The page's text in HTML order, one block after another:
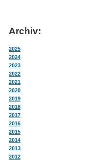
Archiv:
2025
2024
2023
2022
2021
2020
2019
2018
2017
2016
2015
2014
2013
2012